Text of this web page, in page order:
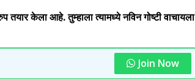
केला आहे. तुम्हाला त्यामध्ये नविन गोष्टी वाचायला
Join Now